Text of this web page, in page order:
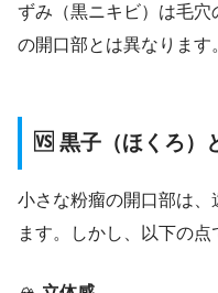
ずみ（黒ニキビ）は毛
の開口部とは異なります
🆚 黒子（ほくろ）
小さな粉瘤の開口部は、
ます。しかし、以下の点